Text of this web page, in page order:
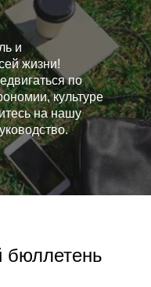
и
жизни!
по
культуре
на нашу